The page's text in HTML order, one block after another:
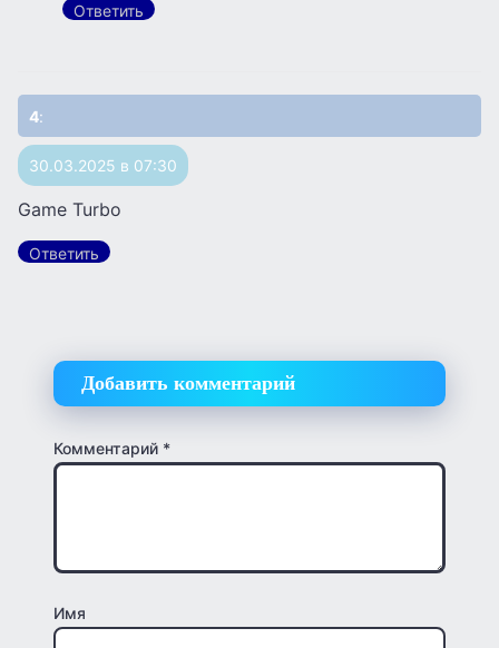
Ответить
4:
30.03.2025 в 07:30
Game Turbo
Ответить
Добавить комментарий
Комментарий *
Имя